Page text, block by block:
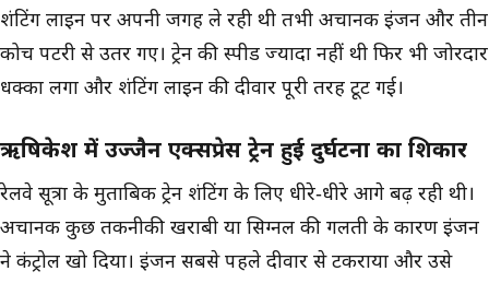
शंटिंग लाइन पर अपनी जगह ले रही थी तभी अचानक इंजन और तीन
कोच पटरी से उतर गए। ट्रेन की स्पीड ज्यादा नहीं थी फिर भी जोरदार
धक्का लगा और शंटिंग लाइन की दीवार पूरी तरह टूट गई।
ऋषिकेश में उज्जैन एक्सप्रेस ट्रेन हुई दुर्घटना का शिकार
रेलवे सूत्रों के मुताबिक ट्रेन शंटिंग के लिए धीरे-धीरे आगे बढ़ रही थी।
अचानक कुछ तकनीकी खराबी या सिग्नल की गलती के कारण इंजन
ने कंट्रोल खो दिया। इंजन सबसे पहले दीवार से टकराया और उसे